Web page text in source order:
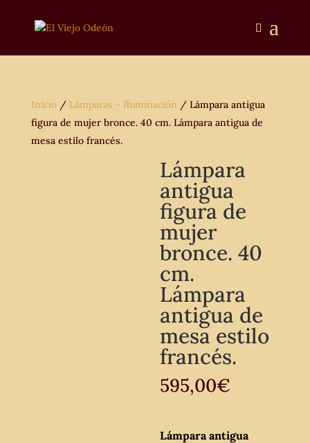
Inicio/ Lámparas - Iluminación / Lámpara antigua
figura de mujer bronce. 40 cm. Lámpara antigua de
mesa estilo francés.
Lámpara
antigua
figura de
mujer
bronce. 40
cm.
Lámpara
antigua de
mesa estilo
francés.
595,00€
Lámpara antigua